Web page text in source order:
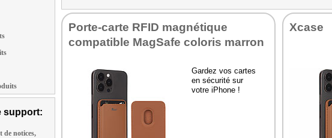
support:
de notices,
Porte-carte RFID magnétique
compatible MagSafe coloris marron
Gardez vos cartes
en sécurité sur
votre iPhone !
Xcase